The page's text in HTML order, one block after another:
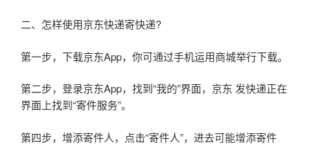
二、怎样使用京东快递寄快递?
第一步，下载京东App，你可通过手机运用商城举行下载。
第二步，登录京东App，找到“我的”界面，京东 发快递正在
界面上找到“寄件服务”。
第四步，增添寄件人，点击“寄件人”，进去可能增添寄件